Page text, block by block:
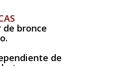
de bronce
de